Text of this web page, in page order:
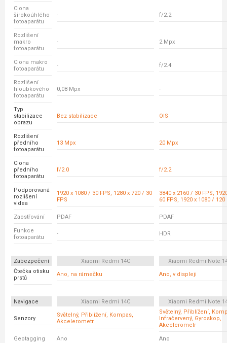
Clona
širokoúhlého
fotoaparátu
- f/2.2
Rozlišení
makro
fotoaparátu
- 2 Mpx
Clona makro
fotoaparátu
- f/2.4
Rozlišení
hloubkového
fotoaparátu
0,08 Mpx -
Typ
stabilizace
obrazu
Bez stabilizace OIS
Rozlišení
předního
fotoaparátu
13 Mpx 20 Mpx
Clona
předního
fotoaparátu
f/2.0 f/2.2
Podporovaná
rozlišení
videa
1920 x 1080 / 30 FPS, 1280 x 720 / 30
FPS
3840 x 2160 / 30 FPS,
60 FPS, 1920 x 1080 / 120
Zaostřování PDAF PDAF
Funkce
fotoaparátu
- HDR
Zabezpečení Xiaomi Redmi 14C
Xiaomi Redmi Note
Čtečka otisku
prstů
Ano, na rámečku Ano, v displeji
Navigace Xiaomi Redmi 14C Xiaomi Redmi Note
Senzory
Světelný, Přiblížení, Kompas,
Akcelerometr
Světelný, Přiblížení,
Infračervený, Gyroskop,
Akcelerometr
Geotagging Ano Ano